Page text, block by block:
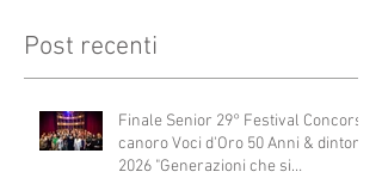
Post recenti
Finale Senior 29° Festival Concorso
canoro Voci d'Oro 50 Anni & dintorni
2026 "Generazioni che si